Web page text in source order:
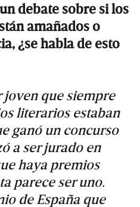
debate sobre si los
amañados o
¿se habla de esto
joven que siempre
literarios estaban
ganó un concurso
a ser jurado en
haya premios
parece ser uno.
de España que